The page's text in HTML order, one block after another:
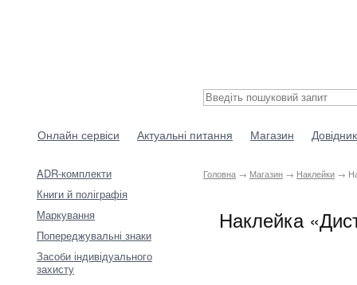
Онлайн сервіси Актуальні питання Магазин Довідник
ADR-комплекти
Книги й поліграфія
Маркування
Попереджувальні знаки
Засоби індивідуального
захисту
Головна → Магазин → Наклейки →
Наклейка